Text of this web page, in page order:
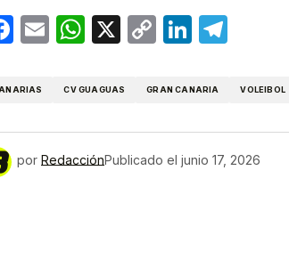
Facebook
EmailWhatsApp
X
CopyLinkedIn
CV GUAGUAS GRAN CANARIA VOLEIBOL
por RedacciónPublicado el junio 17, 2026